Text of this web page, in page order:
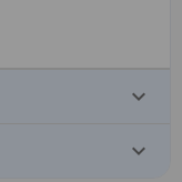
keyboard_arrow_down
keyboard_arrow_down